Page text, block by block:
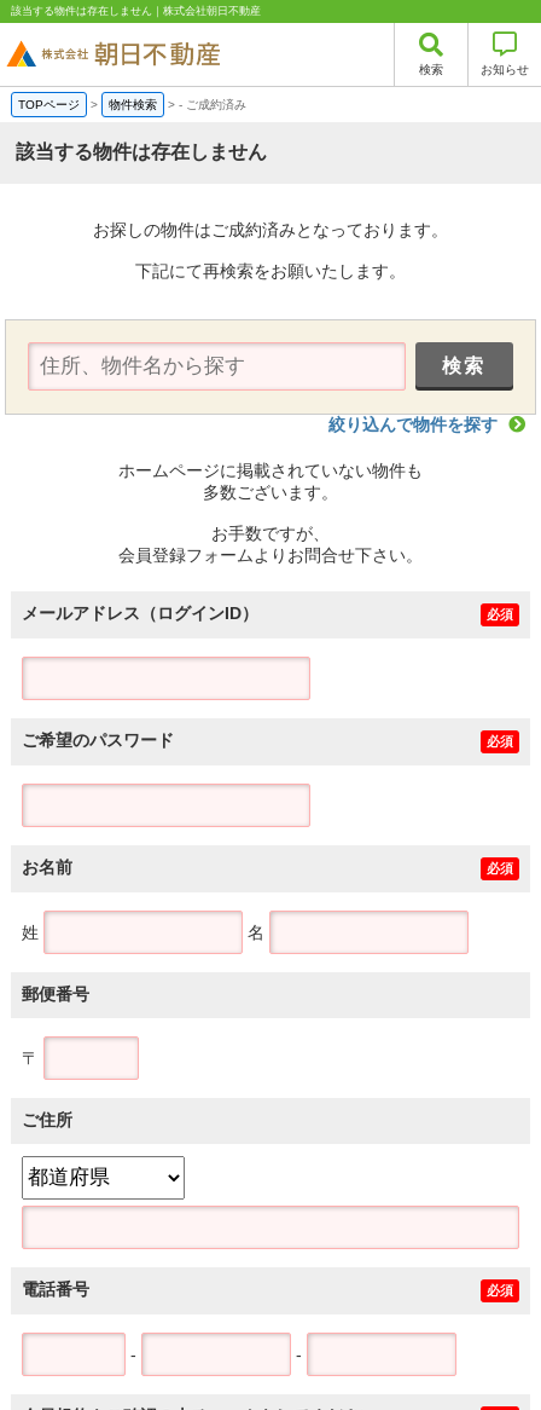
該当する物件は存在しません｜株式会社朝日不動産
検索 お知らせ
TOPページ > 物件検索 >- ご成約済み
該当する物件は存在しません
お探しの物件はご成約済みとなっております。
下記にて再検索をお願いたします。
絞り込んで物件を探す
ホームページに掲載されていない物件も
多数ございます。
お手数ですが、
会員登録フォームよりお問合せ下さい。
メールアドレス（ログインID） 必須
ご希望のパスワード 必須
お名前 必須
姓 名
郵便番号
〒
ご住所
電話番号 必須
- -